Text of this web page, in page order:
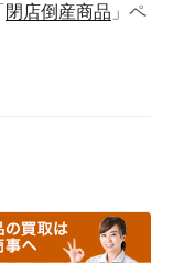
閉店倒産商品 」ペ